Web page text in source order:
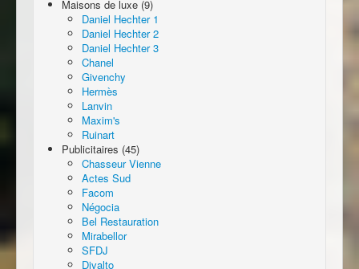
Maisons de luxe (9)
Daniel Hechter 1
Daniel Hechter 2
Daniel Hechter 3
Chanel
Givenchy
Hermès
Lanvin
Maxim's
Ruinart
Publicitaires (45)
Chasseur Vienne
Actes Sud
Facom
Négocia
Bel Restauration
Mirabellor
SFDJ
Divalto